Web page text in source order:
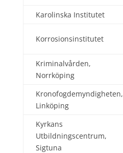
Karolinska Institutet
Korrosionsinstitutet
Kriminalvården,
Norrköping
Kronofogdemyndigheten,
Linköping
Kyrkans
Utbildningscentrum,
Sigtuna